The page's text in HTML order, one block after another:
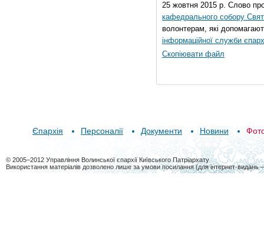
25 жовтня 2015 р. Слово
кафедрального собору
волонтерам, які
інформаційної служби
Скопіювати файл
Єпархія Персоналії Документи Новини
© 2005–2012 Управління Волинської єпархії Київського Патріархату
Використання матеріалів дозволено лише за умови посилання (для інтернет-видань